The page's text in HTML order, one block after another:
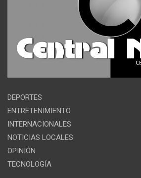
DEPORTES
ENTRETENIMIENTO
INTERNACIONALES
NOTICIAS LOCALES
OPINIÓN
TECNOLOGÍA